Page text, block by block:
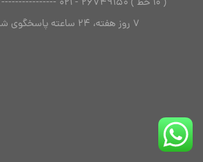
7 روز هفته، 24 ساعته پاسخگوی شما هستیم.